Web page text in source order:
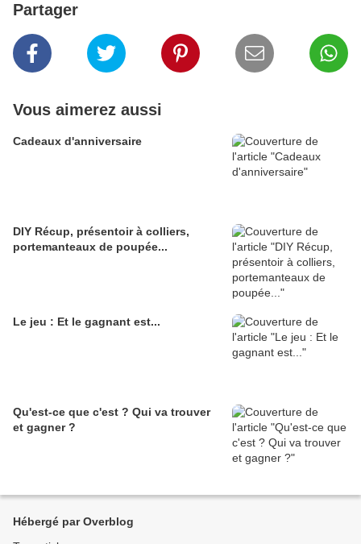
Partager
Vous aimerez aussi
Cadeaux d'anniversaire
DIY Récup, présentoir à colliers,
portemanteaux de poupée...
Le jeu : Et le gagnant est...
Qu'est-ce que c'est ? Qui va trouver
et gagner ?
Hébergé par Overblog